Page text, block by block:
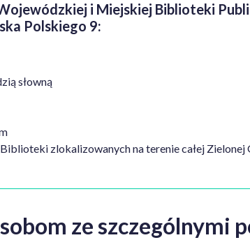
i Miejskiej Biblioteki
Polskiego 9:
słowną
zlokalizowanych na terenie całej Zielonej
ze szczególnymi